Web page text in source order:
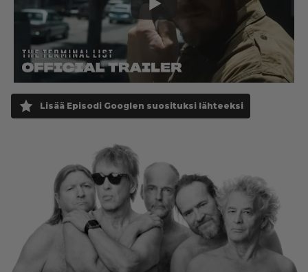
Lisää Episodi Googlen suosituksi lähteeksi